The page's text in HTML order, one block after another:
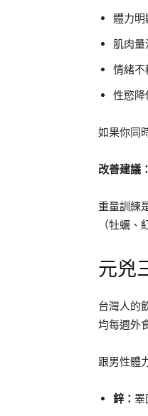
體力明
肌肉
情緒不
性慾降
如果你同
改善建議：
重量訓練
（牡蠣
元兇
台灣人的
均每週外
跟男性體
鋅： 睪